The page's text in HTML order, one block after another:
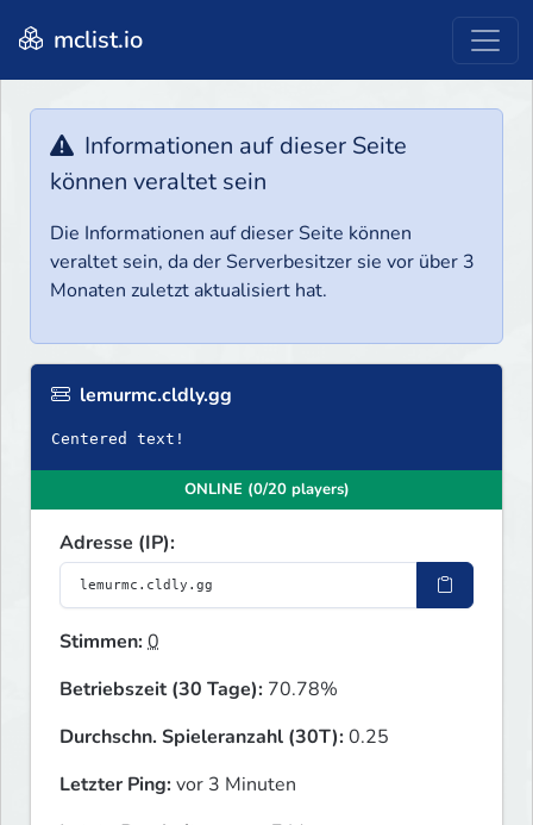
mclist.io
Informationen auf dieser Seite
können veraltet sein
Die Informationen auf dieser Seite können
veraltet sein, da der Serverbesitzer sie vor über 3
Monaten zuletzt aktualisiert hat.
lemurmc.cldly.gg
Centered text!
ONLINE (0/20 players)
Adresse (IP):
Stimmen:0
Betriebszeit (30 Tage): 70.78%
Durchschn. Spieleranzahl (30T):0.25
Letzter Ping:vor 3 Minuten